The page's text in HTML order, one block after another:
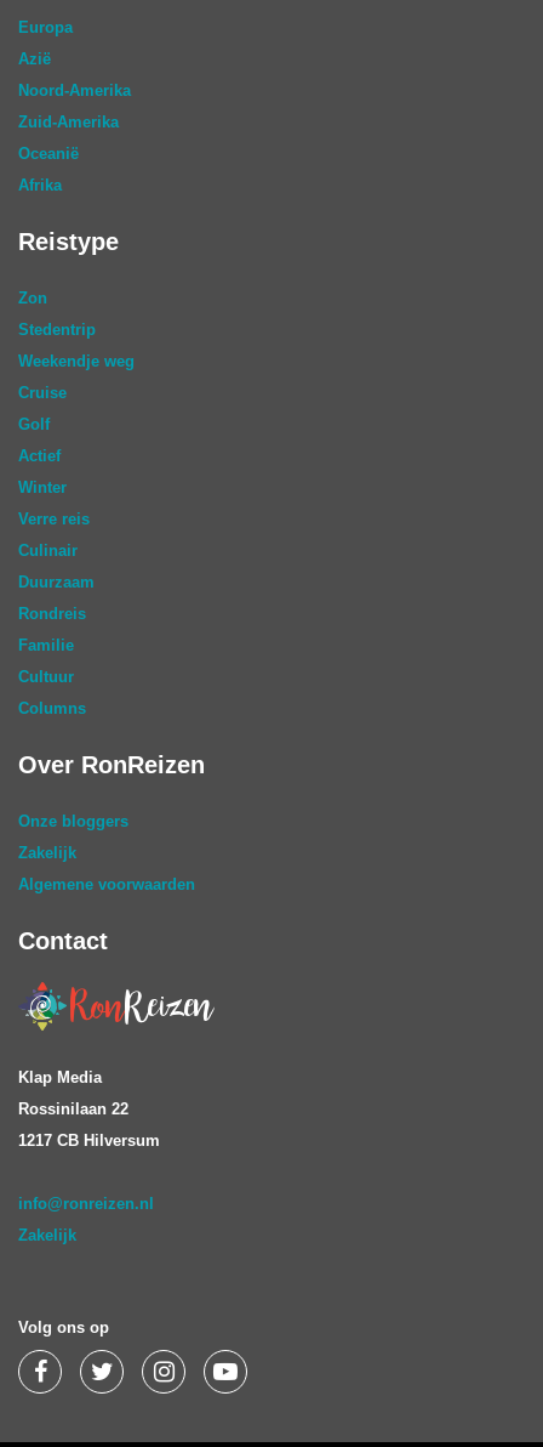
Europa
Azië
Noord-Amerika
Zuid-Amerika
Oceanië
Afrika
Reistype
Zon
Stedentrip
Weekendje weg
Cruise
Golf
Actief
Winter
Verre reis
Culinair
Duurzaam
Rondreis
Familie
Cultuur
Columns
Over RonReizen
Onze bloggers
Zakelijk
Algemene voorwaarden
Contact
Klap Media
Rossinilaan 22
1217 CB Hilversum
info@ronreizen.nl
Zakelijk
Volg ons op